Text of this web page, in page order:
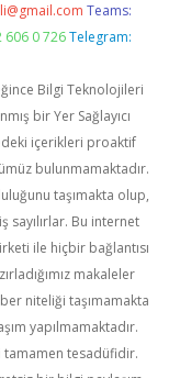
Teams:
606 0 726 Telegram:
Bilgi Teknolojileri
bir Yer Sağlayıcı
içerikleri proaktif
bulunmamaktadır.
taşımakta olup,
sayılırlar. Bu internet
ile hiçbir bağlantısı
makaleler
niteliği taşımamakta
yapılmamaktadır.
tamamen tesadüfidir.